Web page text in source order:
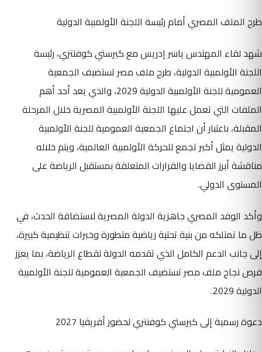
طرح الملف المصري أمام رئيسة اللجنة الأولمبية الدولية
شهد لقاء المهندس ياسر إدريس مع كيرستي كوفنتري، رئيسة
اللجنة الأولمبية الدولية، طرح ملف مصر تستضيف الجمعية
العمومية للجنة الأولمبية الدولية 2029، والذي يعد أحد أهم
الملفات التي تعمل عليها اللجنة الأولمبية المصرية خلال المرحلة
المقبلة، باعتبار أن اجتماع الجمعية العمومية للجنة الأولمبية
الدولية يمثل أكبر تجمع للحركة الأولمبية العالمية، ويتم خلاله
مناقشة أبرز القضايا والقرارات المتعلقة بمستقبل الرياضة على
المستوى الدولي.
وأكد الوفد المصري جاهزية الدولة المصرية لاستضافة الحدث، في
ظل ما تمتلكه من بنية تحتية رياضية متطورة وخبرات تنظيمية كبيرة،
إلى جانب الدعم الكامل الذي تقدمه الدولة لقطاع الرياضة، بما يعزز
فرص نجاح ملف مصر تستضيف الجمعية العمومية للجنة الأولمبية
الدولية 2029.
دعوة رسمية إلى كيرستي كوفنتري لحضور أفريقيا 2027